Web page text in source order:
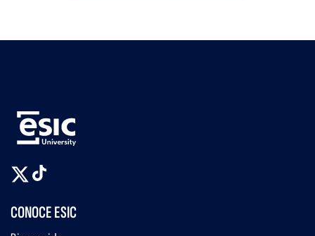
CONOCE ESIC